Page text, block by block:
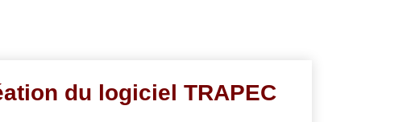
du logiciel TRAPEC